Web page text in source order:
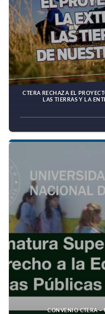
CTERA RECHAZA EL
LAS TIERRAS Y LA
CONVENIO CTERA